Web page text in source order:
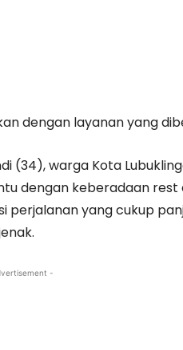
dengan layanan yang
(34), warga Kota
dengan keberadaan
perjalanan yang cukup
-